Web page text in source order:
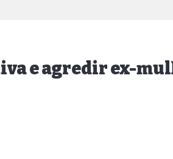
e agredir ex-